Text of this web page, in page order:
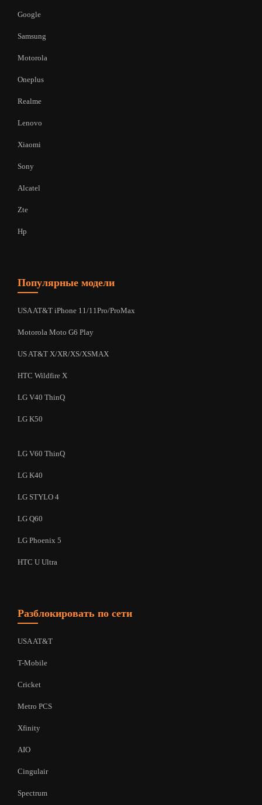
Google
Samsung
Motorola
Oneplus
Realme
Lenovo
Xiaomi
Sony
Alcatel
Zte
Hp
Популярные модели
USA AT&T iPhone 11/11Pro/ProMax
Motorola Moto G6 Play
US AT&T X/XR/XS/XSMAX
HTC Wildfire X
LG V40 ThinQ
LG K50
LG V60 ThinQ
LG K40
LG STYLO 4
LG Q60
LG Phoenix 5
HTC U Ultra
Разблокировать по сети
USA AT&T
T-Mobile
Cricket
Metro PCS
Xfinity
AIO
Cingulair
Spectrum